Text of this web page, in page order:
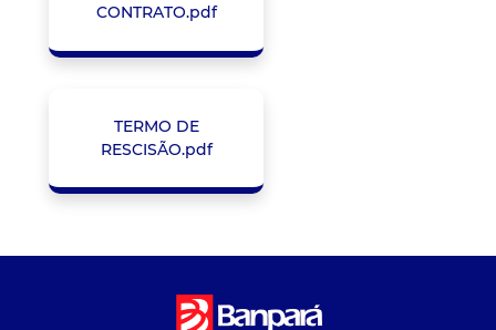
CONTRATO.pdf
TERMO DE
RESCISÃO.pdf